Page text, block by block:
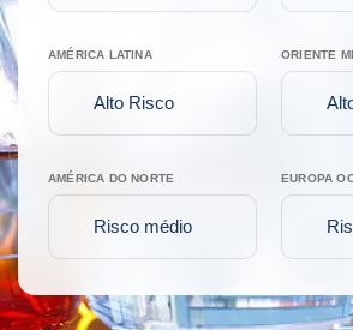
AMÉRICA LATINA
Alto Risco
ORIENTE
AMÉRICA DO NORTE
Risco médio
EUROPA